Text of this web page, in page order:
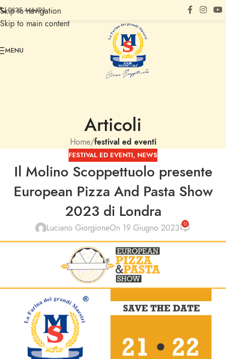
Skip to navigation
Skip to main content
0825 446493
MENU
Articoli
Home/festival ed eventi
FESTIVAL ED EVENTI, NEWS
Il Molino Scoppettuolo presente
European Pizza And Pasta Show
2023 di Londra
Luciano GiorgioneOn 19 Giugno 2023 0